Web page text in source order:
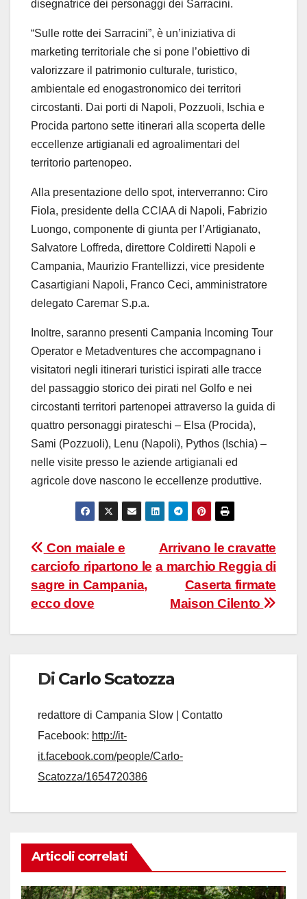
disegnatrice dei personaggi dei Sarracini.
“Sulle rotte dei Sarracini”, è un’iniziativa di
marketing territoriale che si pone l’obiettivo di
valorizzare il patrimonio culturale, turistico,
ambientale ed enogastronomico dei territori
circostanti. Dai porti di Napoli, Pozzuoli, Ischia e
Procida partono sette itinerari alla scoperta delle
eccellenze artigianali ed agroalimentari del
territorio partenopeo.
Alla presentazione dello spot, interverranno: Ciro
Fiola, presidente della CCIAA di Napoli, Fabrizio
Luongo, componente di giunta per l’Artigianato,
Salvatore Loffreda, direttore Coldiretti Napoli e
Campania, Maurizio Frantellizzi, vice presidente
Casartigiani Napoli, Franco Ceci, amministratore
delegato Caremar S.p.a.
Inoltre, saranno presenti Campania Incoming Tour
Operator e Metadventures che accompagnano i
visitatori negli itinerari turistici ispirati alle tracce
del passaggio storico dei pirati nel Golfo e nei
circostanti territori partenopei attraverso la guida di
quattro personaggi pirateschi – Elsa (Procida),
Sami (Pozzuoli), Lenu (Napoli), Pythos (Ischia) –
nelle visite presso le aziende artigianali ed
agricole dove nascono le eccellenze produttive.
Navigazione
articoli
Arrivano le cravatte
a marchio Reggia di
Caserta firmate
Maison Cilento
Con maiale e
carciofo ripartono le
sagre in Campania,
ecco dove
Di Carlo Scatozza
redattore di Campania Slow | Contatto
Facebook: http://it-
it.facebook.com/people/Carlo-
Scatozza/1654720386
Articoli correlati